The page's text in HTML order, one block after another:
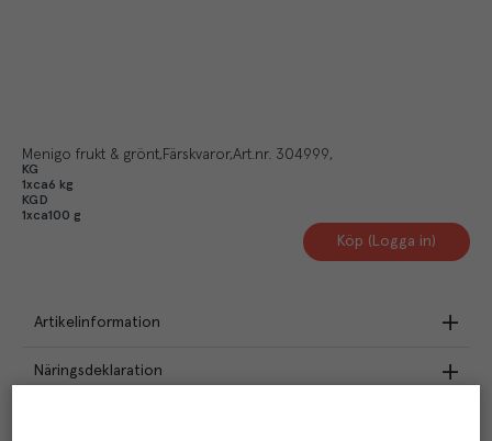
Menigo frukt & grönt Färskvaror Art.nr. 304999
KG
1xca6 kg
KGD
1xca100 g
Köp (Logga in)
Artikelinformation
Näringsdeklaration